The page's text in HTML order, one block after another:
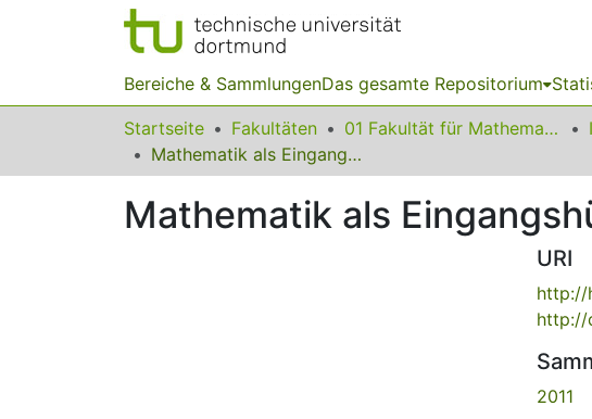
Bereiche & SammlungenDas gesamte Repositorium
Startseite Fakultäten 01 Fakultät für Mathematik
Mathematik als Eingangshürde in den Ingenieurwissenschaften
Mathematik als
URI
http://
http://
2011